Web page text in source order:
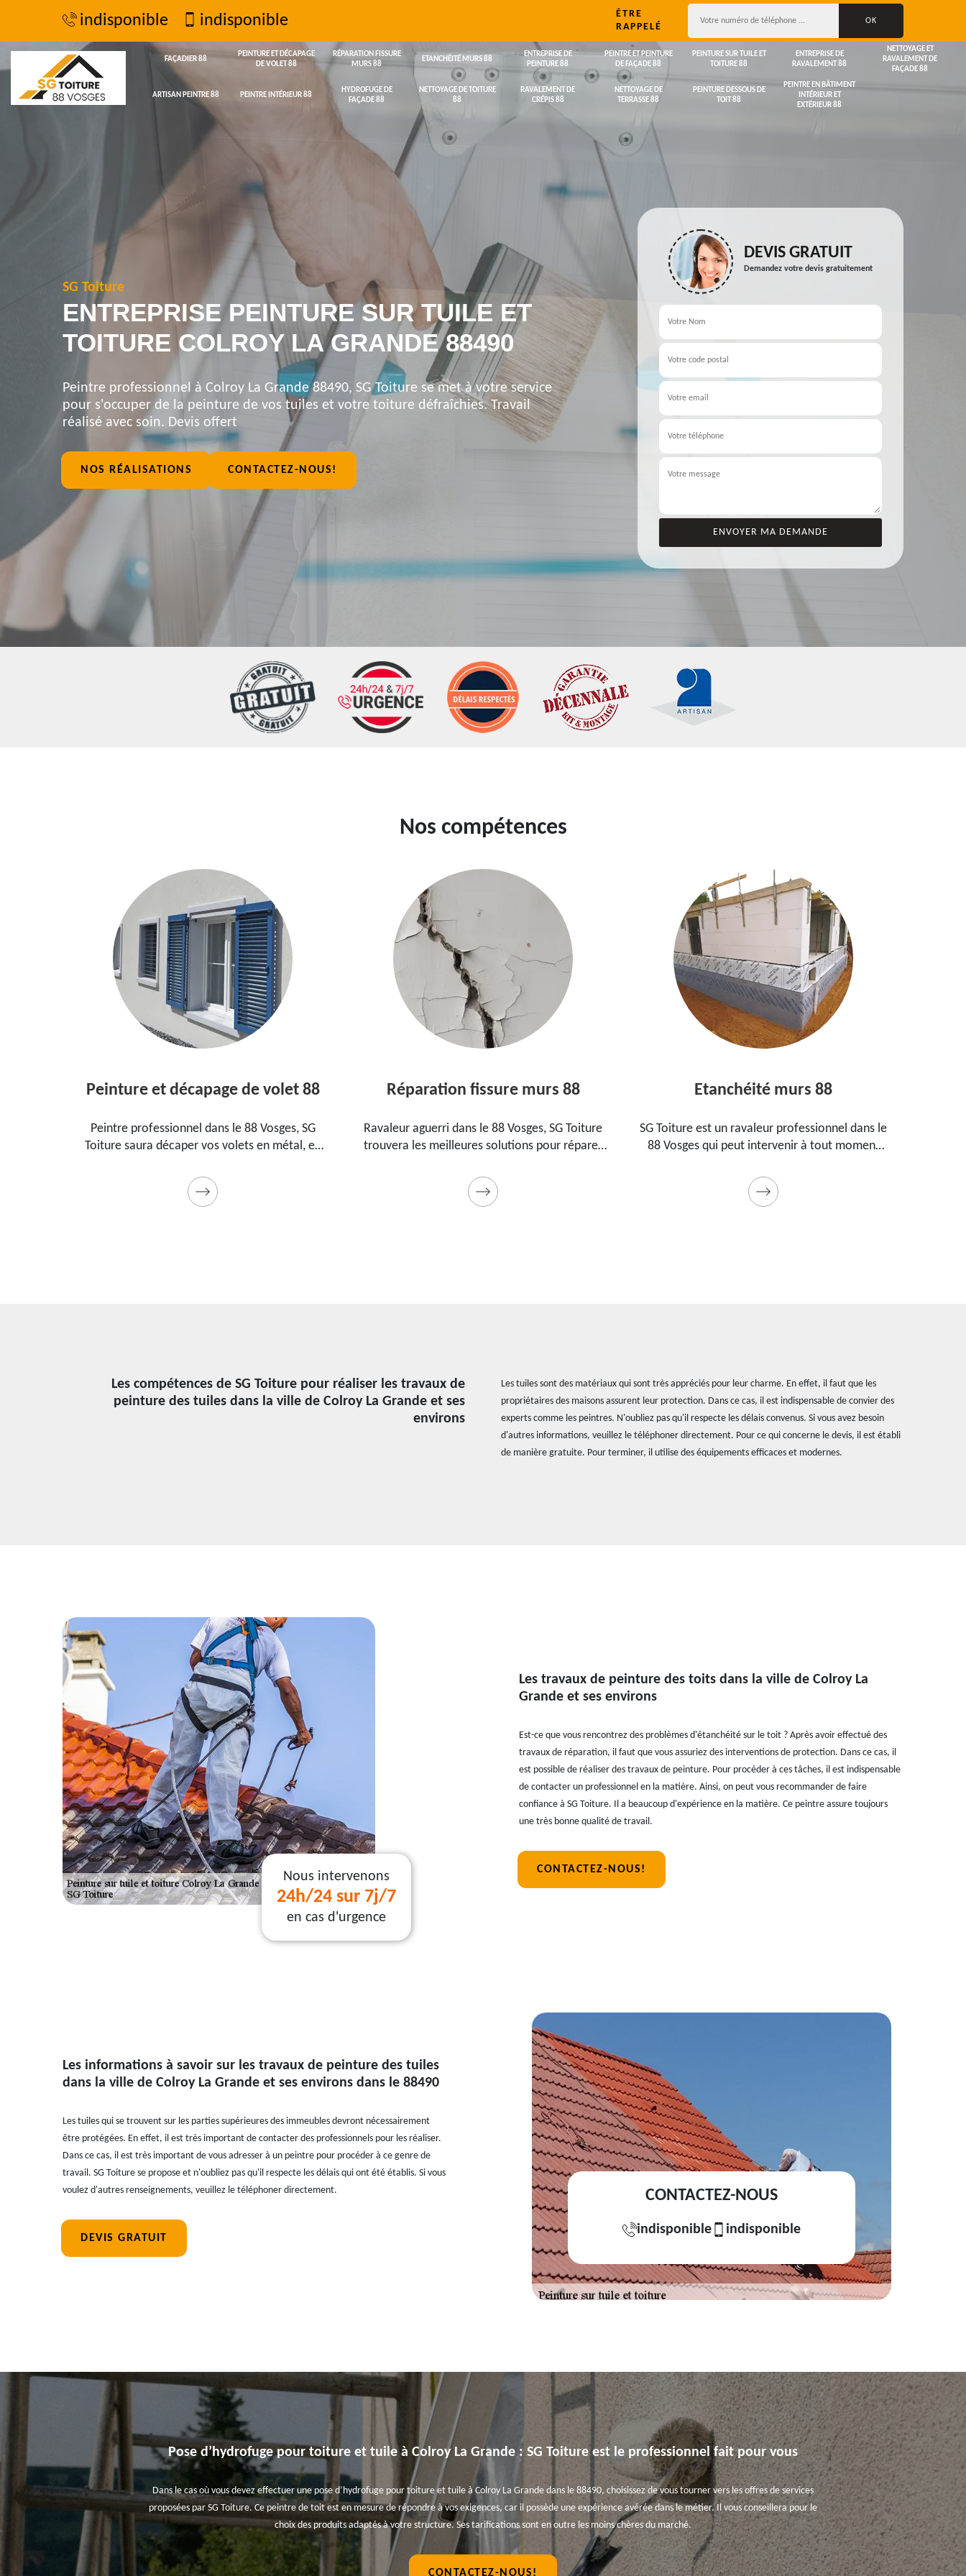
indisponible indisponible
ÊTRE
RAPPELÉ
FAÇADIER 88
PEINTURE ET DÉCAPAGE
DE VOLET 88
RÉPARATION FISSURE
MURS 88
ETANCHÉITÉ MURS 88
ENTREPRISE DE
PEINTURE 88
PEINTRE ET PEINTURE
DE FAÇADE 88
PEINTURE SUR TUILE ET
TOITURE 88
ENTREPRISE DE
RAVALEMENT 88
NETTOYAGE ET
RAVALEMENT DE
FAÇADE 88
ARTISAN PEINTRE 88 PEINTRE INTÉRIEUR 88
HYDROFUGE DE
FAÇADE 88
NETTOYAGE DE TOITURE
88
RAVALEMENT DE
CRÉPIS 88
NETTOYAGE DE
TERRASSE 88
PEINTURE DESSOUS DE
TOIT 88
PEINTRE EN BÂTIMENT
INTÉRIEUR ET
EXTÉRIEUR 88
SG Toiture
ENTREPRISE PEINTURE SUR TUILE ET
TOITURE COLROY LA GRANDE 88490
Peintre professionnel à Colroy La Grande 88490, SG Toiture se met à votre service
pour s'occuper de la peinture de vos tuiles et votre toiture défraîchies. Travail
réalisé avec soin. Devis offert
NOS RÉALISATIONS CONTACTEZ-NOUS!
DEVIS GRATUIT
Demandez votre devis gratuitement
Nos compétences
Peinture et décapage de volet 88
Peintre professionnel dans le 88 Vosges, SG
Toiture saura décaper vos volets en métal, en
Utilise des produits et des peintures de qualité.
Devis détaillé offert
Réparation fissure murs 88
Ravaleur aguerri dans le 88 Vosges, SG Toiture
trouvera les meilleures solutions pour réparer
qualité et des matériels professionnels. Travaux
garantis décennaux
Etanchéité murs 88
SG Toiture est un ravaleur professionnel dans le
88 Vosges qui peut intervenir à tout moment
pas cher pour ce faire
Les compétences de SG Toiture pour réaliser les travaux de
peinture des tuiles dans la ville de Colroy La Grande et ses
environs
Les tuiles sont des matériaux qui sont très appréciés pour leur charme. En effet, il faut que les
propriétaires des maisons assurent leur protection. Dans ce cas, il est indispensable de convier des
experts comme les peintres. N'oubliez pas qu'il respecte les délais convenus. Si vous avez besoin
d'autres informations, veuillez le téléphoner directement. Pour ce qui concerne le devis, il est établi
de manière gratuite. Pour terminer, il utilise des équipements efficaces et modernes.
Nous intervenons
24h/24 sur 7j/7
en cas d'urgence
Les travaux de peinture des toits dans la ville de Colroy La
Grande et ses environs
Est-ce que vous rencontrez des problèmes d'étanchéité sur le toit ? Après avoir effectué des
travaux de réparation, il faut que vous assuriez des interventions de protection. Dans ce cas, il
est possible de réaliser des travaux de peinture. Pour procéder à ces tâches, il est indispensable
de contacter un professionnel en la matière. Ainsi, on peut vous recommander de faire
confiance à SG Toiture. Il a beaucoup d'expérience en la matière. Ce peintre assure toujours
une très bonne qualité de travail.
CONTACTEZ-NOUS!
Les informations à savoir sur les travaux de peinture des tuiles
dans la ville de Colroy La Grande et ses environs dans le 88490
Les tuiles qui se trouvent sur les parties supérieures des immeubles devront nécessairement
être protégées. En effet, il est très important de contacter des professionnels pour les réaliser.
Dans ce cas, il est très important de vous adresser à un peintre pour procéder à ce genre de
travail. SG Toiture se propose et n'oubliez pas qu'il respecte les délais qui ont été établis. Si vous
voulez d'autres renseignements, veuillez le téléphoner directement.
DEVIS GRATUIT
CONTACTEZ-NOUS
indisponible indisponible
Pose d’hydrofuge pour toiture et tuile à Colroy La Grande : SG Toiture est le professionnel fait pour vous
Dans le cas où vous devez effectuer une pose d’hydrofuge pour toiture et tuile à Colroy La Grande dans le 88490, choisissez de vous tourner vers les offres de services
proposées par SG Toiture. Ce peintre de toit est en mesure de répondre à vos exigences, car il possède une expérience avérée dans le métier. Il vous conseillera pour le
choix des produits adaptés à votre structure. Ses tarifications sont en outre les moins chères du marché.
CONTACTEZ-NOUS!